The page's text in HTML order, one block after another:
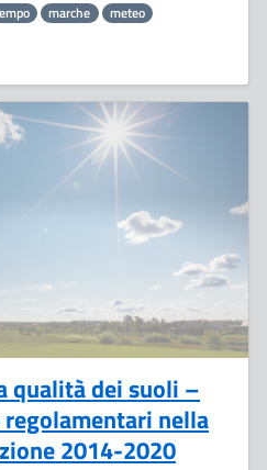
marche
meteo
qualità dei suoli –
nella
2014-2020